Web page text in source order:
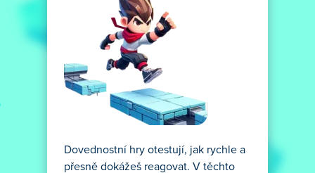
Dovednostní hry otestují, jak rychle a
přesně dokážeš reagovat. V těchto